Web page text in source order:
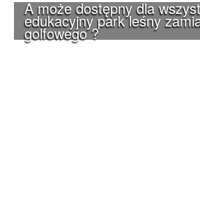
A może dostępny dla
edukacyjny park leśny
golfowego ?